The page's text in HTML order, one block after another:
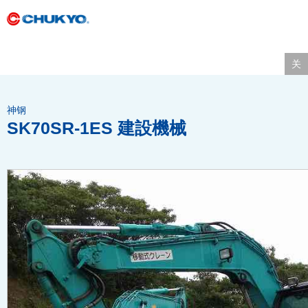
关
神钢
SK70SR-1ES 建設機械